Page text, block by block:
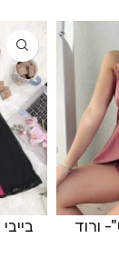
בייבי דול דגם "CK"- ורוד